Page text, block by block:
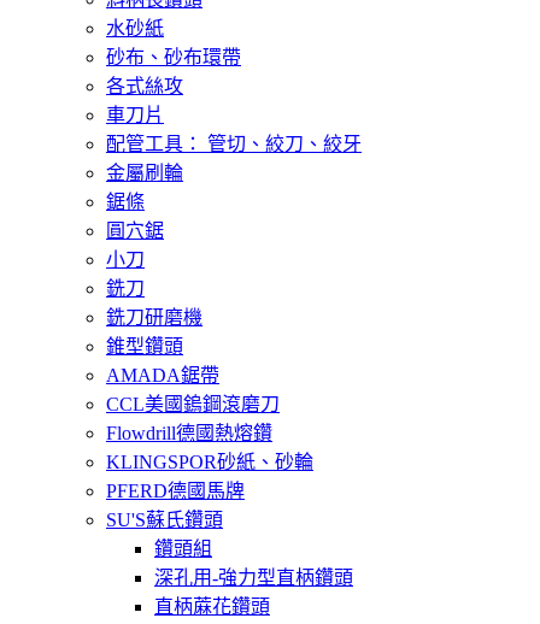
水砂紙
砂布、砂布環帶
各式絲攻
車刀片
配管工具： 管切、絞刀、絞牙
金屬刷輪
鋸條
圓穴鋸
小刀
銑刀
銑刀研磨機
錐型鑽頭
AMADA鋸帶
CCL美國鎢鋼滾磨刀
Flowdrill德國熱熔鑽
KLINGSPOR砂紙、砂輪
PFERD德國馬牌
SU'S蘇氏鑽頭
鑽頭組
深孔用-強力型直柄鑽頭
直柄蔴花鑽頭